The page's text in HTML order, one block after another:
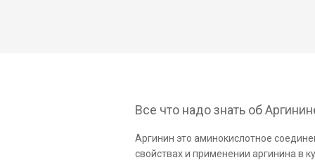
Все что надо знать об
Аргинин это аминокислотное
свойствах и применении аргинина в